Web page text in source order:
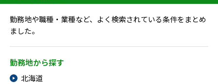
勤務地や職種・業種など、よく検索されている条件をまとめ
ました。
勤務地から探す
北海道